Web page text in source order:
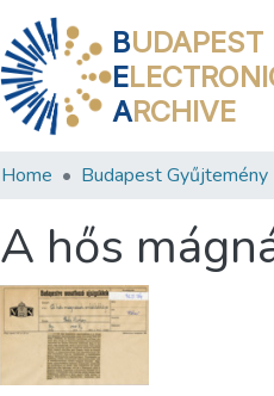
BUDAPEST
E
ARCHIVE
Home Budapest Gyűjtemény
A hős